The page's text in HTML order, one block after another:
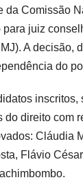
da Comissão
para juiz
A decisão,
do
do direito com
Cláudia
Flávio